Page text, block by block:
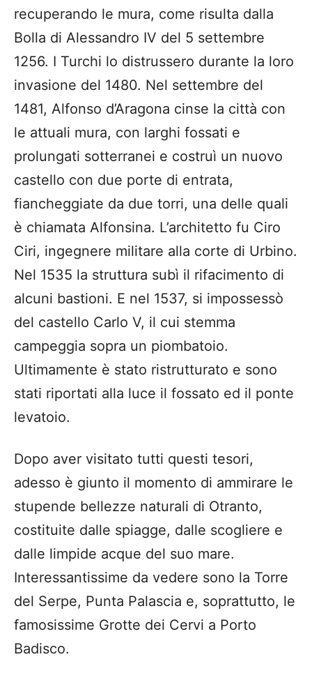
recuperando le mura, come risulta dalla
Bolla di Alessandro IV del 5 settembre
1256. I Turchi lo distrussero durante la loro
invasione del 1480. Nel settembre del
1481, Alfonso d’Aragona cinse la città con
le attuali mura, con larghi fossati e
prolungati sotterranei e costruì un nuovo
castello con due porte di entrata,
fiancheggiate da due torri, una delle quali
è chiamata Alfonsina. L’architetto fu Ciro
Ciri, ingegnere militare alla corte di Urbino.
Nel 1535 la struttura subì il rifacimento di
alcuni bastioni. E nel 1537, si impossessò
del castello Carlo V, il cui stemma
campeggia sopra un piombatoio.
Ultimamente è stato ristrutturato e sono
stati riportati alla luce il fossato ed il ponte
levatoio.
Dopo aver visitato tutti questi tesori,
adesso è giunto il momento di ammirare le
stupende bellezze naturali di Otranto,
costituite dalle spiagge, dalle scogliere e
dalle limpide acque del suo mare.
Interessantissime da vedere sono la Torre
del Serpe, Punta Palascia e, soprattutto, le
famosissime Grotte dei Cervi a Porto
Badisco.